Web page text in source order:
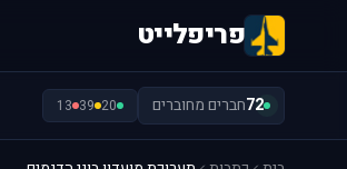
פריפלייט
72חברים מחוברים 20
39
13